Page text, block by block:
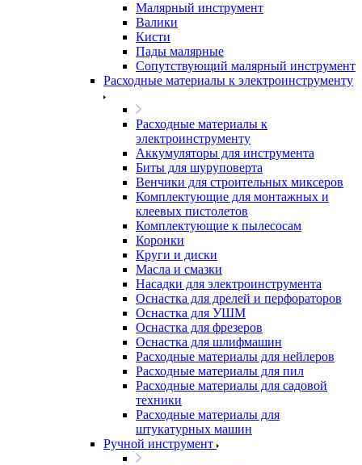
Малярный инструмент
Валики
Кисти
Пады малярные
Сопутствующий малярный инструмент
Расходные материалы к электроинструменту
Расходные материалы к
электроинструменту
Аккумуляторы для инструмента
Биты для шуруповерта
Венчики для строительных миксеров
Комплектующие для монтажных и
клеевых пистолетов
Комплектующие к пылесосам
Коронки
Круги и диски
Масла и смазки
Насадки для электроинструмента
Оснастка для дрелей и перфораторов
Оснастка для УШМ
Оснастка для фрезеров
Оснастка для шлифмашин
Расходные материалы для нейлеров
Расходные материалы для пил
Расходные материалы для садовой
техники
Расходные материалы для
штукатурных машин
Ручной инструмент